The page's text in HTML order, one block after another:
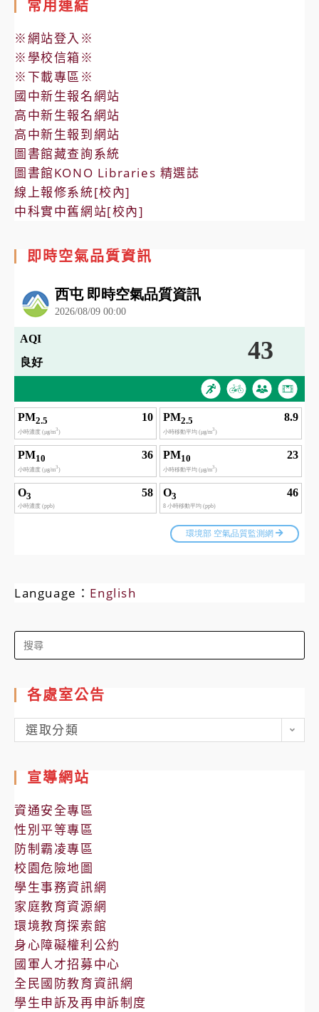
常用連結
※網站登入※
※學校信箱※
※下載專區※
國中新生報名網站
高中新生報名網站
高中新生報到網站
圖書館藏查詢系統
圖書館KONO Libraries 精選誌
線上報修系統[校內]
中科實中舊網站[校內]
即時空氣品質資訊
Language： English
Search
for:
各處室公告
各
處
公
告
選取分類
宣導網站
資通安全專區
性別平等專區
防制霸凌專區
校園危險地圖
學生事務資訊網
家庭教育資源網
環境教育探索館
身心障礙權利公約
國軍人才招募中心
全民國防教育資訊網
學生申訴及再申訴制度